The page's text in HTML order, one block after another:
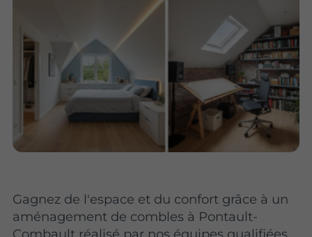
Gagnez de l'espace et du confort grâce à un
aménagement de combles à Pontault-